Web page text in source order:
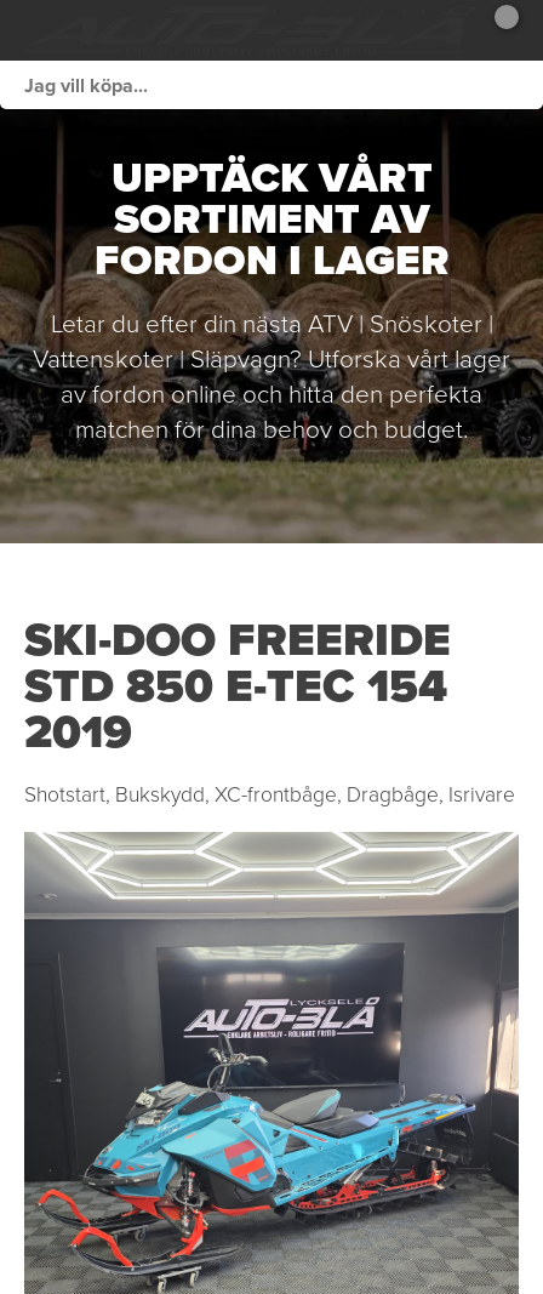
UPPTÄCK VÅRT
SORTIMENT AV
FORDON I LAGER
Letar du efter din nästa ATV | Snöskoter |
Vattenskoter | Släpvagn? Utforska vårt lager
av fordon online och hitta den perfekta
matchen för dina behov och budget.
SKI-DOO FREERIDE
STD 850 E-TEC 154
2019
Shotstart, Bukskydd, XC-frontbåge, Dragbåge, Isrivare